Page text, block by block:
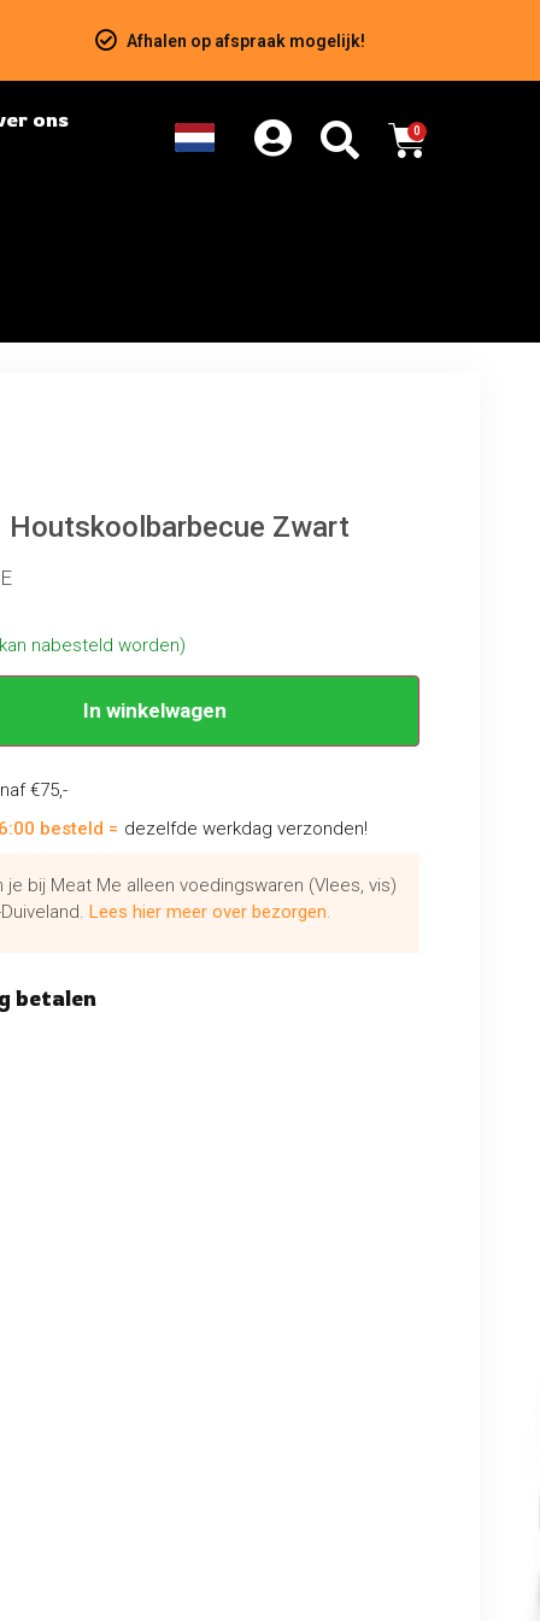
Afhalen op afspraak mogelijk!
ons 0
Houtskoolbarbecue Zwart
nabesteld worden)
In winkelwagen
€75,-
besteld = dezelfde werkdag verzonden!
je bij Meat Me alleen voedingswaren (Vlees, vis)
Lees hier meer over bezorgen.
betalen